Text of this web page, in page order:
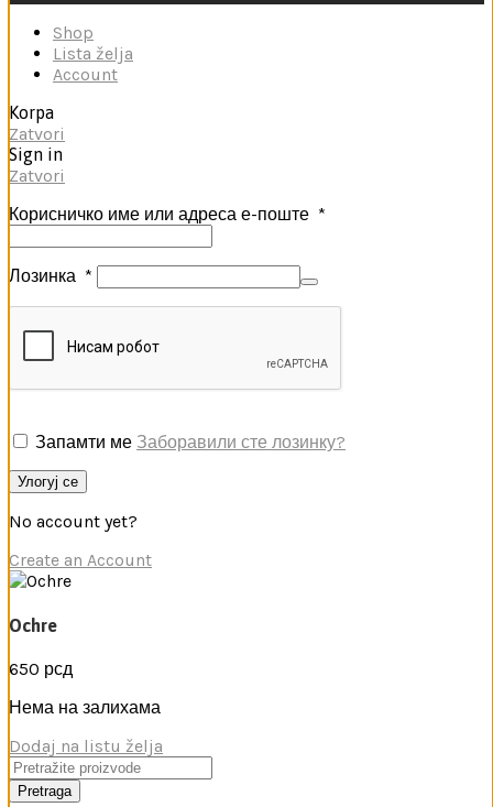
Shop
Lista želja
Account
Korpa
Zatvori
Sign in
Zatvori
Корисничко име или адреса е-поште *
Лозинка *
Запамти ме Заборавили сте лозинку?
Улогуј се
No account yet?
Create an Account
Ochre
650 рсд
Нема на залихама
Dodaj na listu želja
Pretraga